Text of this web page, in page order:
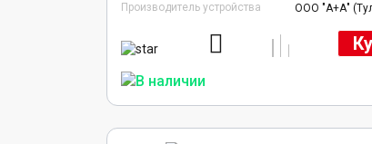
Производитель устройства
ООО "А+А"